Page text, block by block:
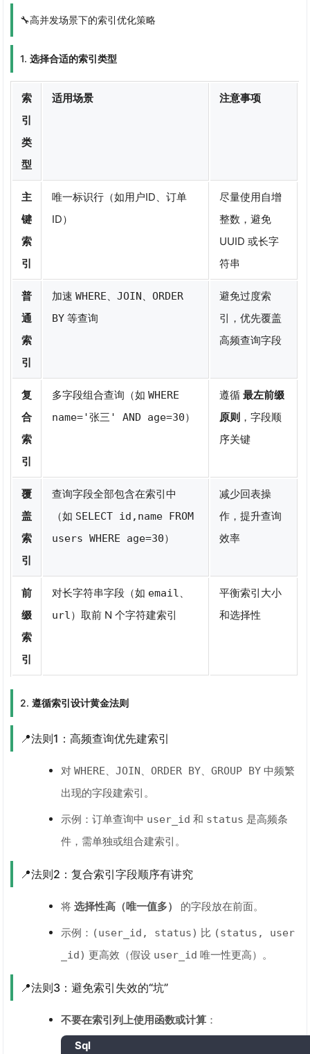
🔧高并发场景下的索引优化策略
1.选择合适的索引类型
索
引
类
型
适用场景 注意事项
主
键
索
引
唯一标识行（如用户ID、订单
ID）
尽量使用自增
整数，避免
UUID 或长字
符串
普
通
索
引
加速WHERE、JOIN、ORDER
BY 等查询
避免过度索
引，优先覆盖
高频查询字段
复
合
索
引
多字段组合查询（如WHERE
name='张三' AND age=30）
遵循最左前缀
原则 ，字段顺
序关键
覆
盖
索
引
查询字段全部包含在索引中
（如 SELECT id,name FROM
users WHERE age=30）
减少回表操
作，提升查询
效率
前
缀
索
引
对长字符串字段（如 email、
url）取前 N 个字符建索引
平衡索引大小
和选择性
2.遵循索引设计黄金法则
📍法则1：高频查询优先建索引
对 WHERE、 JOIN、 ORDER BY、 GROUP BY中频繁
出现的字段建索引。
示例：订单查询中 user_id 和 status 是高频条
件，需单独或组合建索引。
📍法则2：复合索引字段顺序有讲究
将 选择性高（唯一值多）
的字段放在前面。
示例： (user_id, status) 比 (status, user
_id) 更高效（假设 user_id 唯一性更高）。
📍法则3：避免索引失效的“坑”
不要在索引列上使用函数或计算：
Sql